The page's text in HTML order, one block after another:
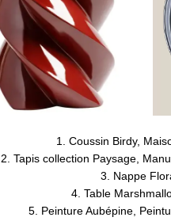
1. Coussin Birdy,
2. Tapis collection Paysage,
3. Nappe
4. Table
5. Peinture Aubépine,